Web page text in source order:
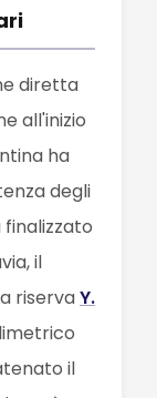
diretta
all'inizio
ha
degli
finalizzato
il
riservaY.
il